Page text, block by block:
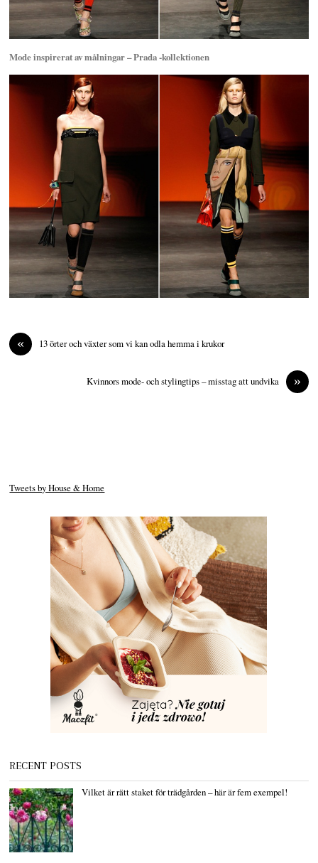
Mode inspirerat av målningar – Prada -kollektionen
« 13 örter och växter som vi kan odla hemma i krukor
»
Kvinnors mode- och stylingtips – misstag att undvika
Tweets by House & Home
RECENT POSTS
Vilket är rätt staket för trädgården – här är fem exempel!